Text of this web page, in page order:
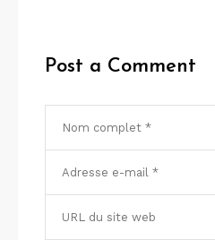
Post a Comment